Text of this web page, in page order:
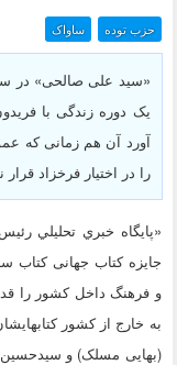
حزب توده ساواک
یک دوره زندگی با
آورد آن هم زمانی که
را در اختیار فرخزاد قرار
«پايگاه خبري تحليلي
جایزه کتاب جهانی کتاب
و فرهنگ داخل کشور را
به خارج از کشور
(بهایی مسلک) و